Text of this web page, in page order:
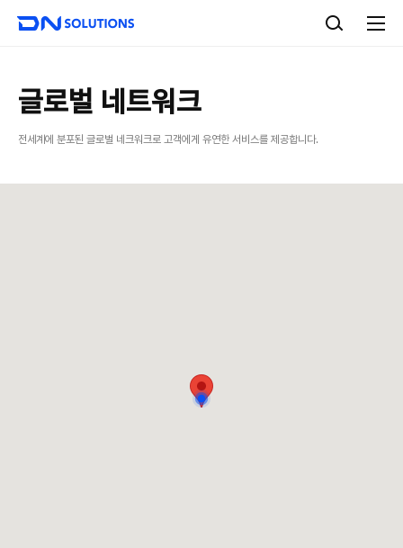
D
N
l
u
t
i
o
s
전
글로벌 네트워크
전세계에 분포된 글로벌 네크워크로 ​고객에게 유연한 서비스를 제공합니다.